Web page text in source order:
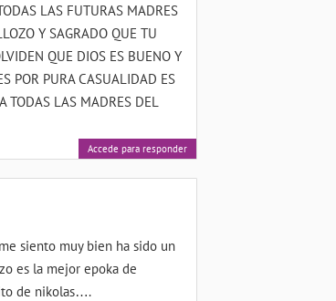
LAS FUTURAS MADRES
Y SAGRADO QUE TU
QUE DIOS ES BUENO Y
POR PURA CASUALIDAD ES
TODAS LAS MADRES DEL
Accede para responder
siento muy bien ha sido un
es la mejor epoka de
de nikolas….